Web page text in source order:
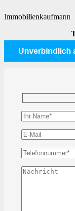
Immobilienkaufmann
Unverbindlich